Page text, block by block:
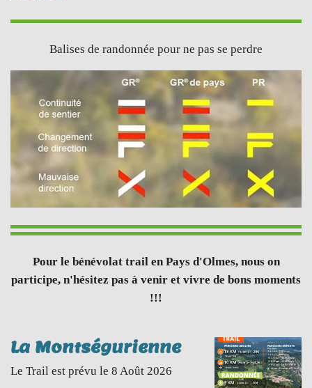
Balises de randonnée pour ne pas se perdre
Pour le bénévolat trail en Pays d'Olmes, nous on
participe, n'hésitez pas à venir et vivre de bons moments
!!!
La Montségurienne
Le Trail est prévu le 8 Août 2026